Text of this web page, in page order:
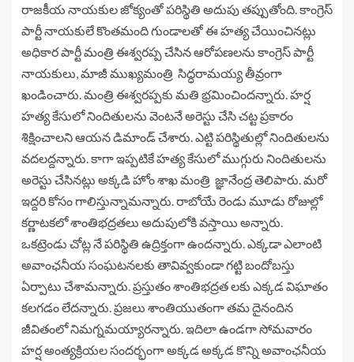
రాజకీయ నాయకుల జోక్యంతో పరిస్థితి అదుపు తప్పుతోంది. కాంగ్రెస్
పార్టీ నాయకులే కొంతమంది గుండాలతో ఈ హత్య చేయించినట్లు
అధికార పార్టీ మంత్రి ఈశ్వరప్ప చేసిన ఆరోపణలను కాంగ్రెస్ పార్టీ
నాయకులు, మాజీ ముఖ్యమంత్రి సిద్ధరామయ్య తీవ్రంగా
ఖండించారు. మంత్రి ఈశ్వరప్పకు మతి భ్రమించిందన్నారు. హర్ష
హత్య కేసులో నిందితులను వెంటనే అరెస్టు చేసి చట్ట ప్రకారం
శిక్షించాలని ఆయన డిమాండ్ చేశారు. ఎట్టి పరిస్థితుల్లో నిందితులను
వదలద్దన్నారు. కాగా ఇప్పటికే హత్య కేసులో ముగ్గురు నిందితులను
అరెస్టు చేసినట్లు అక్కడి హోం శాఖ మంత్రి జ్ఞానేంద్ర తెలిపారు. మరో
ఇద్దరి కోసం గాలిస్తున్నామన్నారు. రాబోయే రెండు మూడు రోజుల్లో
కర్ణాటకలో శాంతిభద్రతలు అదుపులోకి వస్తాయి అన్నారు.
ఒకట్రెండు చోట్ల నే పరిస్థితి ఉద్రిక్తంగా ఉందన్నారు. ఎక్కడా ఎలాంటి
అవాంఛనీయ సంఘటనలకు తావివ్వకుండా గట్టి బందోబస్తు
ఏర్పాటు చేశామన్నారు. ప్రస్తుతం శాంతిభద్రత లకు ఎక్కడ విఘాతం
కలగడం లేదన్నారు. ప్రజలు శాంతియుతంగా తమ దైనందిన
జీవితంలో నిమగ్నమయ్యారన్నారు. ఇదిలా ఉండగా సోమవారం
హర్ష అంత్యక్రియల సందర్భంగా అక్కడ అక్కడ కొన్ని అవాంఛనీయ